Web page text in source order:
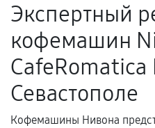
Поломка
нормальной
гарантийного срока.
Несоответствие
техническим
Экспертный
кофемашин
CafeRomatica
Севастополе
Кофемашины Нивона